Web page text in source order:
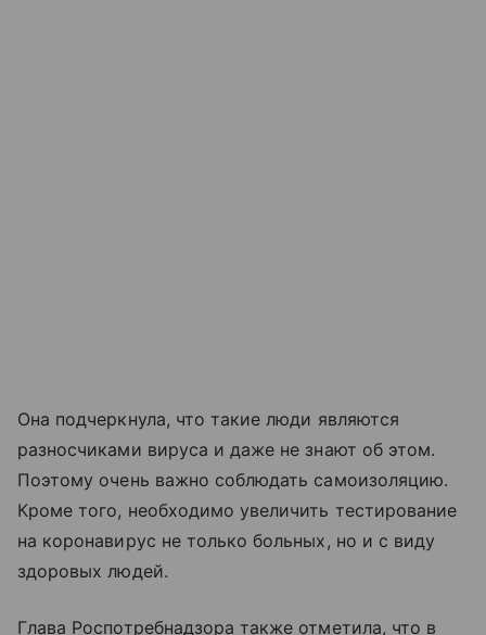
Она подчеркнула, что такие люди являются
разносчиками вируса и даже не знают об этом.
Поэтому очень важно соблюдать самоизоляцию.
Кроме того, необходимо увеличить тестирование
на коронавирус не только больных, но и с виду
здоровых людей.
Глава Роспотребнадзора также отметила, что в